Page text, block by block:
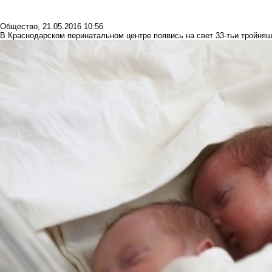
Общество, 21.05.2016 10:56
В Краснодарском перинатальном центре появись на свет 33-тьи